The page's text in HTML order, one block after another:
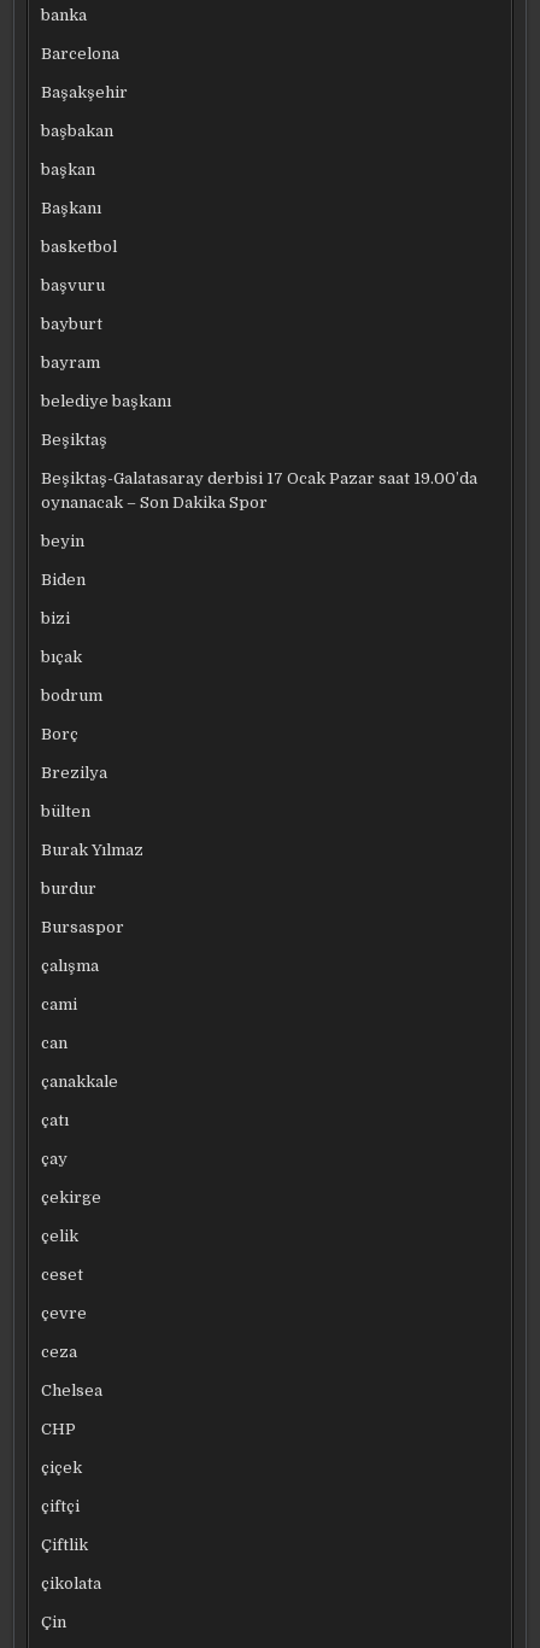
banka
Barcelona
Başakşehir
başbakan
başkan
Başkanı
basketbol
başvuru
bayburt
bayram
belediye başkanı
Beşiktaş
Beşiktaş-Galatasaray derbisi 17 Ocak Pazar saat 19.00’da
oynanacak – Son Dakika Spor
beyin
Biden
bizi
bıçak
bodrum
Borç
Brezilya
bülten
Burak Yılmaz
burdur
Bursaspor
çalışma
cami
can
çanakkale
çatı
çay
çekirge
çelik
ceset
çevre
ceza
Chelsea
CHP
çiçek
çiftçi
Çiftlik
çikolata
Çin